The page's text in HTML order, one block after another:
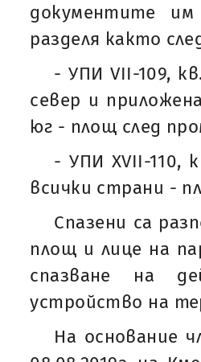
документите
разделя както
- УПИ VII-109,
север и
юг - площ след
- УПИ ХVII-110,
всички страни -
Спазени са
площ и лице на
спазване на
устройство на
На основание